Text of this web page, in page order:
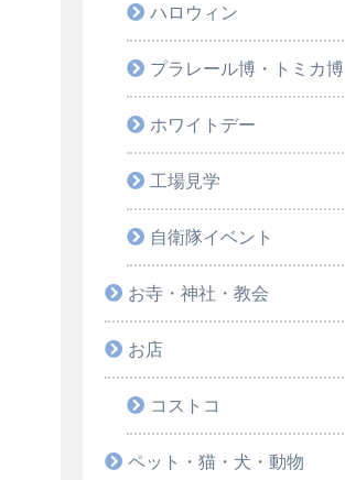
ハロウィン
プラレール博・トミカ博
ホワイトデー
工場見学
自衛隊イベント
お寺・神社・教会
お店
コストコ
ペット・猫・犬・動物